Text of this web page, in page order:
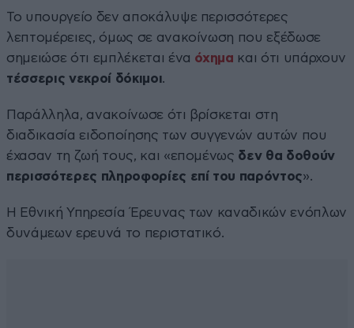
Το υπουργείο δεν αποκάλυψε περισσότερες
λεπτομέρειες, όμως σε ανακοίνωση που εξέδωσε
σημειώσε ότι εμπλέκεται ένα όχημα και ότι υπάρχουν
τέσσερις νεκροί δόκιμοι.
Παράλληλα, ανακοίνωσε ότι βρίσκεται στη
διαδικασία ειδοποίησης των συγγενών αυτών που
έχασαν τη ζωή τους, και «επομένως δεν θα δοθούν
περισσότερες πληροφορίες επί του παρόντος».
Η Εθνική Υπηρεσία Έρευνας των καναδικών ενόπλων
δυνάμεων ερευνά το περιστατικό.